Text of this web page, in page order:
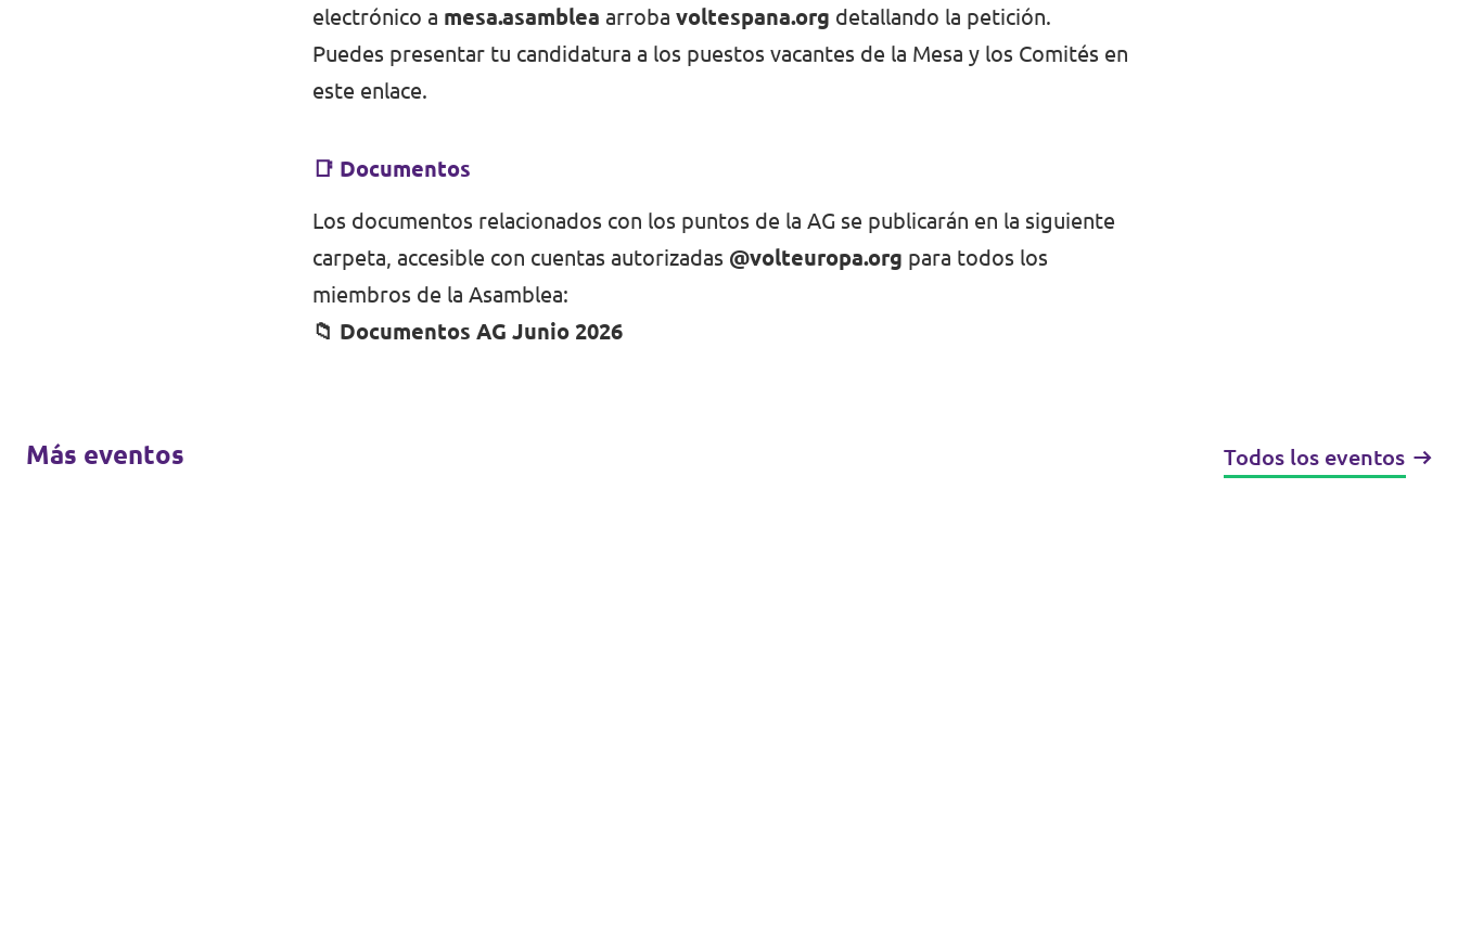
electrónico a mesa.asamblea arroba voltespana.org detallando la petición.
Puedes presentar tu candidatura a los puestos vacantes de la Mesa y los Comités en
este enlace.
📑 Documentos
Los documentos relacionados con los puntos de la AG se publicarán en la siguiente
carpeta, accesible con cuentas autorizadas @volteuropa.org para todos los
miembros de la Asamblea:
📁 Documentos AG Junio 2026
Más eventos Todos los eventos